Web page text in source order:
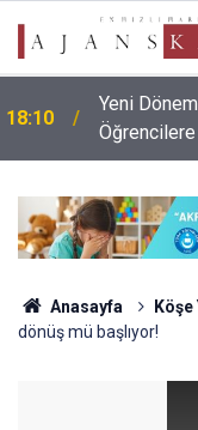
18:10
Yeni
Öğrencilere
Anasayfa Köşe
dönüş mü başlıyor!